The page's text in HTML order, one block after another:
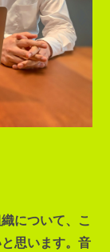
について、こ
思います。音